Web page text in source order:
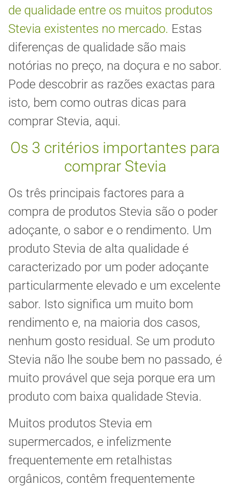
de qualidade entre os muitos produtos
Stevia existentes no mercado. Estas
diferenças de qualidade são mais
notórias no preço, na doçura e no sabor.
Pode descobrir as razões exactas para
isto, bem como outras dicas para
comprar Stevia, aqui.
Os 3 critérios importantes para
comprar Stevia
Os três principais factores para a
compra de produtos Stevia são o poder
adoçante, o sabor e o rendimento. Um
produto Stevia de alta qualidade é
caracterizado por um poder adoçante
particularmente elevado e um excelente
sabor. Isto significa um muito bom
rendimento e, na maioria dos casos,
nenhum gosto residual. Se um produto
Stevia não lhe soube bem no passado, é
muito provável que seja porque era um
produto com baixa qualidade Stevia.
Muitos produtos Stevia em
supermercados, e infelizmente
frequentemente em retalhistas
orgânicos, contêm frequentemente